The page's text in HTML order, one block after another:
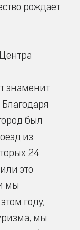
рождает
знаменит
был
из
24
это
мы
году,
мы